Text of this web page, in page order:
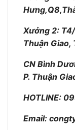
Xưởng 2:
Thuận Giao,
CN Bình
P. Thuận
HOTLINE:
Email: